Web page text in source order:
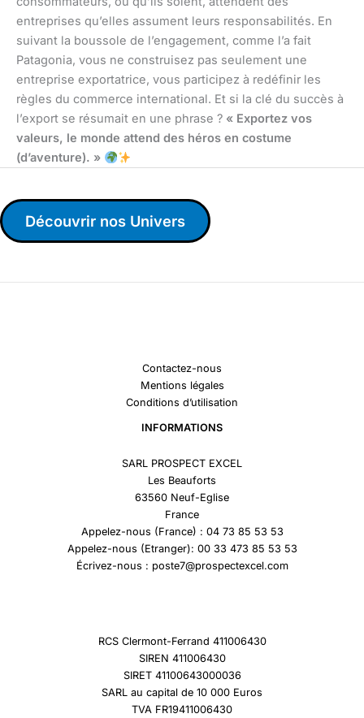
entreprises qu’elles assument leurs responsabilités. En
suivant la boussole de l’engagement, comme l’a fait
Patagonia, vous ne construisez pas seulement une
entreprise exportatrice, vous participez à redéfinir les
règles du commerce international. Et si la clé du succès à
l’export se résumait en une phrase ? « Exportez vos
valeurs, le monde attend des héros en costume
(d’aventure). »
Découvrir nos Univers
Contactez-nous
Mentions légales
Conditions d’utilisation
INFORMATIONS
SARL PROSPECT EXCEL
Les Beauforts
63560 Neuf-Eglise
France
Appelez-nous (France) : 04 73 85 53 53
Appelez-nous (Etranger): 00 33 473 85 53 53
Écrivez-nous : poste7@prospectexcel.com
RCS Clermont-Ferrand 411006430
SIREN 411006430
SIRET 41100643000036
SARL au capital de 10 000 Euros
TVA FR19411006430